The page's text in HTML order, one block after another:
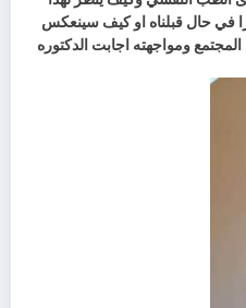
في حال قبلناه او كيف سينعكس
ومواجهته اجابت الدكتوره